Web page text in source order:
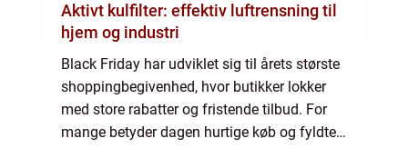
Aktivt kulfilter: effektiv luftrensning til
hjem og industri
Black Friday har udviklet sig til årets største
shoppingbegivenhed, hvor butikker lokker
med store rabatter og fristende tilbud. For
mange betyder dagen hurtige køb og fyldte